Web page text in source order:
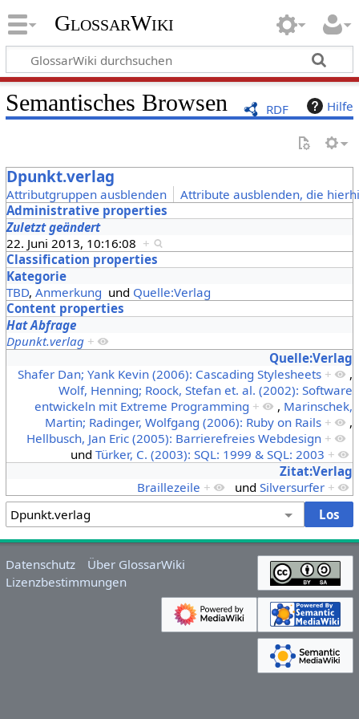
GlossarWiki
RDF Hilfe
Semantisches Browsen
Dpunkt.verlag
Attributgruppen ausblenden
Attribute ausblenden, die
Administrative properties
Zuletzt geändert
22. Juni 2013, 10:16:08 +
Classification properties
Kategorie
TBD, Anmerkung und Quelle:Verlag
Content properties
Hat Abfrage
Dpunkt.verlag +
Quelle:Verlag
Shafer Dan; Yank Kevin (2006): Cascading Stylesheets +
,
Wolf, Henning; Roock, Stefan et. al. (2002): Software
entwickeln mit Extreme Programming + , Marinschek,
Martin; Radinger, Wolfgang (2006): Ruby on Rails +
,
Hellbusch, Jan Eric (2005): Barrierefreies Webdesign +
undTürker, C. (2003): SQL: 1999 & SQL: 2003 +
Zitat:Verlag
Braillezeile + undSilversurfer +
Datenschutz
Über GlossarWiki
Lizenzbestimmungen